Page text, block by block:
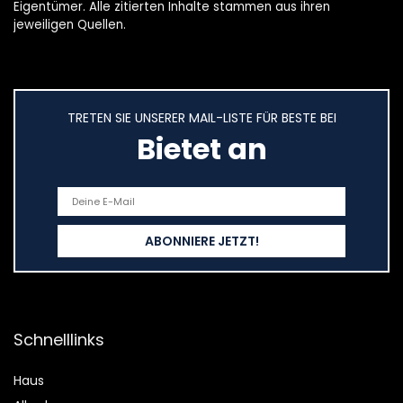
Eigentümer. Alle zitierten Inhalte stammen aus ihren
jeweiligen Quellen.
TRETEN SIE UNSERER MAIL-LISTE FÜR BESTE BEI
Bietet an
Schnelllinks
Haus